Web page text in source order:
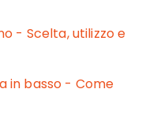
- Scelta, utilizzo e
in basso - Come